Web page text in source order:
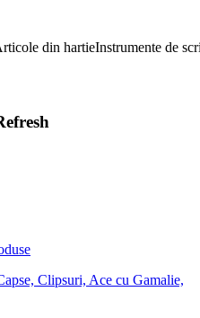
din hartieInstrumente de
Clipsuri, Ace cu Gamalie,